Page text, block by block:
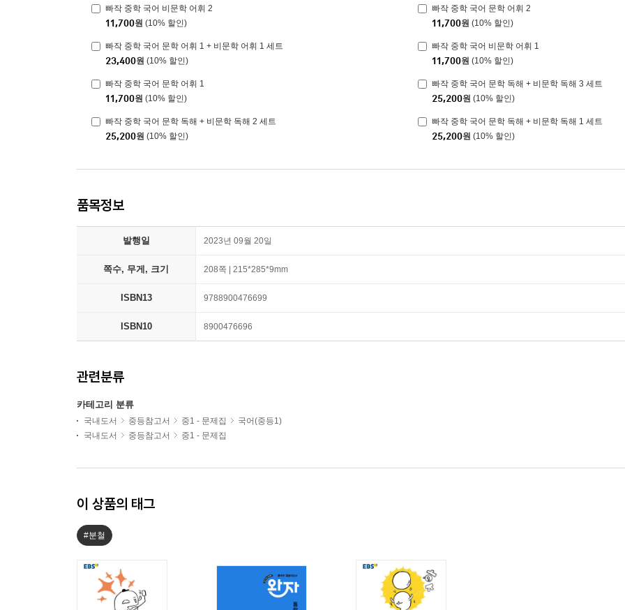
빠작 중학 국어 비문학 어휘 2
11,700원 (10% 할인)
빠작 중학 국어 문학 어휘 2
11,700원 (10% 할인)
빠작 중학 국어 문학 어휘 1 + 비문학 어휘 1 세트
23,400원 (10% 할인)
빠작 중학 국어 비문학 어휘 1
11,700원 (10% 할인)
빠작 중학 국어 문학 어휘 1
11,700원 (10% 할인)
빠작 중학 국어 문학 독해 + 비문학 독해 3 세트
25,200원 (10% 할인)
빠작 중학 국어 문학 독해 + 비문학 독해 2 세트
25,200원 (10% 할인)
빠작 중학 국어 문학 독해 + 비문학 독해 1 세트
25,200원 (10% 할인)
품목정보
발행일 2023년 09월 20일
쪽수, 무게, 크기 208쪽 | 215*285*9mm
ISBN13 9788900476699
ISBN10 8900476696
관련분류
카테고리 분류
국내도서 중등참고서 중1 - 문제집
국어(중등1)
국내도서
중등참고서 중1 - 문제집
이 상품의 태그
#분철